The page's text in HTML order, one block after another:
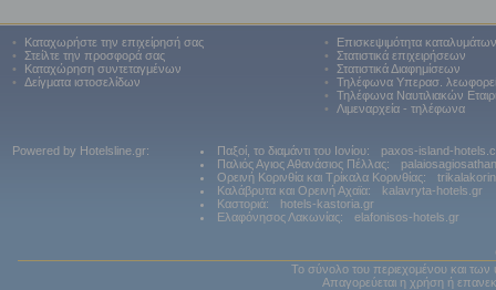
•
Καταχωρήστε την επιχείρησή σας
•
Στείλτε την προσφορά σας
•
Καταχώρηση συντεταγμένων
•
Δείγματα ιστοσελίδων
•
Επισκεψιμότητα καταλυμάτων
•
Στατιστικά επιχειρήσεων
•
Στατιστικά Διαφημίσεων
•
Τηλέφωνα Υπερασ.
•
Τηλέφωνα Ναυτιλιακών
•
Λιμεναρχεία - τηλέφωνα
Powered by Hotelsline.gr: Παξοί, το διαμάντι του Ιονίου:
paxos-island-
Παλιός Αγιος Αθανάσιος Πέλλας:
Ορεινή Κορινθία και Τρίκαλα Κορινθίας:
Καλάβρυτα και Ορεινή Αχαϊα:
kalavryta-hotels.gr
Καστοριά:
hotels-kastoria.gr
Ελαφόνησος Λακωνίας:
elafonisos-hotels.gr
Το σύνολο του περιεχομένου και των
Απαγορεύεται η χρήση ή